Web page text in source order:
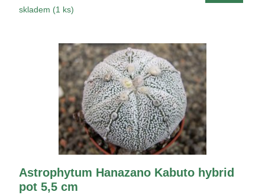
skladem (1 ks)
Astrophytum Hanazano Kabuto hybrid
pot 5,5 cm